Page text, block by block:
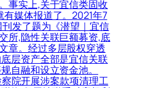
事实上,关于宜信类固收
媒体报道了。2021年7
发了题为《潜望｜宜信
所,隐性关联巨额募资,底
章。经过多层股权穿透
层资产全部是宜信关联
自融和设立资金池。
院开展涉案款项清理工